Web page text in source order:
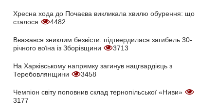
Хресна хода до Почаєва викликала хвилю обурення: що
сталося
4482
Вважався зниклим безвісти: підтвердилася загибель 30-
річного воїна із Зборівщини
3713
На Харківському напрямку загинув нацгвардієць з
Теребовлянщини
3458
Чемпіон світу поповнив склад тернопільської «Ниви»
3177